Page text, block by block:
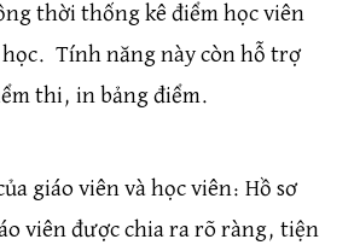
thời thống kê điểm học viên
Tính năng này còn hỗ trợ
thi, in bảng điểm.
giáo viên và học viên: Hồ sơ
viên được chia ra rõ ràng, tiện